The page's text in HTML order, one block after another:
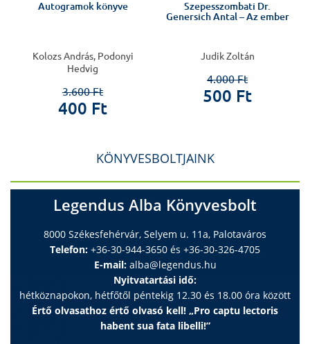
Autogramok könyve
Kolozs András, Podonyi
Hedvig
3.600 Ft
400 Ft
Szepesszombati Dr.
Genersich Antal – Az ember
Judik Zoltán
4.000 Ft
500 Ft
KÖNYVESBOLTJAINK
Legendus Alba Könyvesbolt
8000 Székesfehérvár, Selyem u. 11a, Palotaváros
Telefon: +36-30-944-3650 és +36-30-326-4705
E-mail: alba@legendus.hu
Nyitvatartási idő:
hétköznapokon, hétfőtől péntekig 12.30 és 18.00 óra között
Értő olvasathoz értő olvasó kell! „Pro captu lectoris
habent sua fata libelli!”